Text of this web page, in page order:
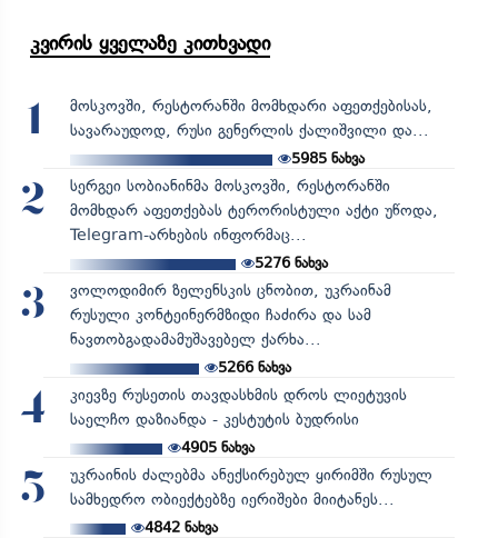
კვირის ყველაზე კითხვადი
1
მოსკოვში, რესტორანში მომხდარი აფეთქებისას,
სავარაუდოდ, რუსი გენერლის ქალიშვილი და...
5985 ნახვა
2
სერგეი სობიანინმა მოსკოვში, რესტორანში
მომხდარ აფეთქებას ტერორისტული აქტი უწოდა,
Telegram-არხების ინფორმაც...
5276ნახვა
3
ვოლოდიმირ ზელენსკის ცნობით, უკრაინამ
რუსული კონტეინერმზიდი ჩაძირა და სამ
ნავთობგადამამუშავებელ ქარხა...
5266ნახვა
4
კიევზე რუსეთის თავდასხმის დროს ლიეტუვის
საელჩო დაზიანდა - კესტუტის ბუდრისი
4905ნახვა
5
უკრაინის ძალებმა ანექსირებულ ყირიმში რუსულ
სამხედრო ობიექტებზე იერიშები მიიტანეს...
4842ნახვა